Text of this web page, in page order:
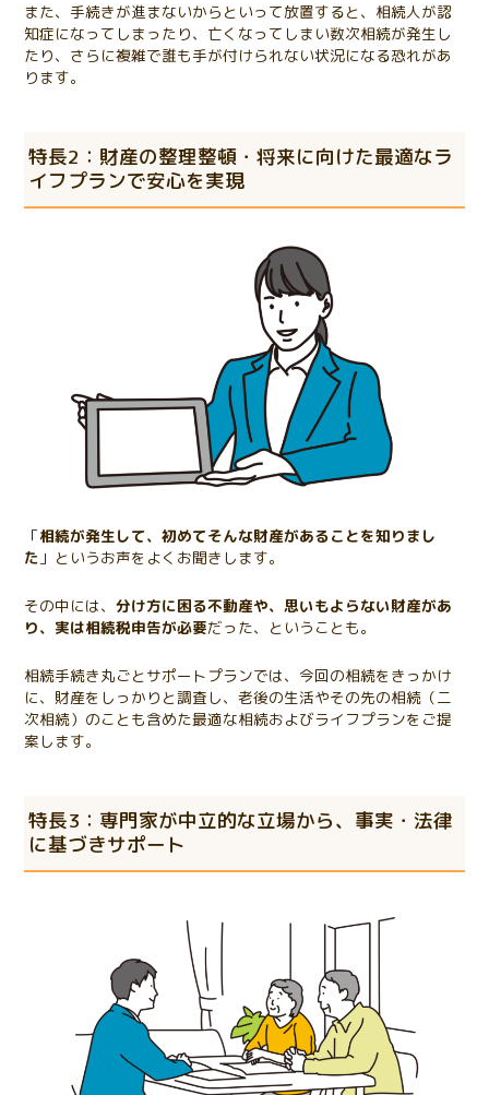
また、手続きが進まないからといって放置すると、相続人が認
知症になってしまったり、亡くなってしまい数次相続が発生し
たり、さらに複雑で誰も手が付けられない状況になる恐れがあ
ります。
特長2：財産の整理整頓・将来に向けた最適なラ
イフプランで安心を実現
「相続が発生して、初めてそんな財産があることを知りまし
た 」というお声をよくお聞きします。
その中には、分け方に困る不動産や、思いもよらない財産があ
り、実は相続税申告が必要だった、ということも。
相続手続き丸ごとサポートプランでは、今回の相続をきっかけ
に、財産をしっかりと調査し、老後の生活やその先の相続（二
次相続）のことも含めた最適な相続およびライフプランをご提
案します。
特長3：専門家が中立的な立場から、事実・法律
に基づきサポート